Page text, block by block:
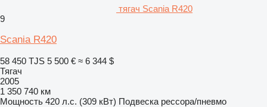
тягач Scania R420
9
Scania R420
58 450 TJS 5 500 € ≈ 6 344 $
Тягач
2005
1 350 740 км
Мощность 420 л.с. (309 кВт) Подвеска рессора/пневмо